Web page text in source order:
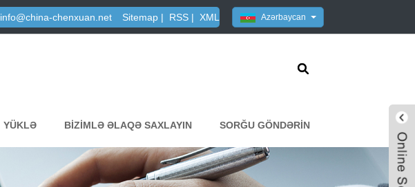
Azərbaycan
info@china-chenxuan.net Sitemap | RSS | XML
YÜKLƏ BIZIMLƏ ƏLAQƏ SAXLAYIN SORĞU GÖNDƏRIN